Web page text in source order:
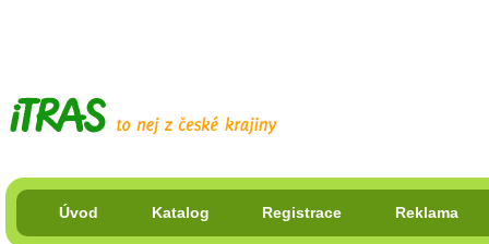
Úvod Katalog Registrace Reklama